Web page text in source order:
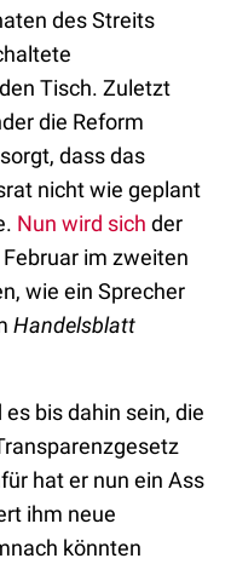
des Streits
Tisch. Zuletzt
die Reform
dass das
nicht wie geplant
Nun wird sich der
im zweiten
wie ein Sprecher
Handelsblatt
bis dahin sein, die
hat er nun ein Ass
ihm neue
könnten